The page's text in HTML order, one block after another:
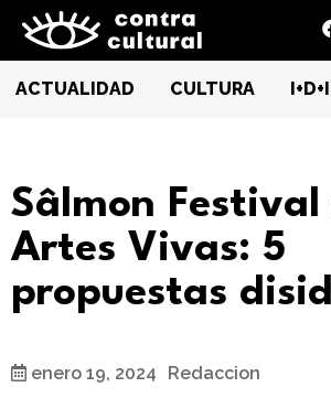
ACTUALIDAD CULTURA I+D+I
Sâlmon Festival
Artes Vivas: 5
propuestas
enero 19, 2024 Redaccion